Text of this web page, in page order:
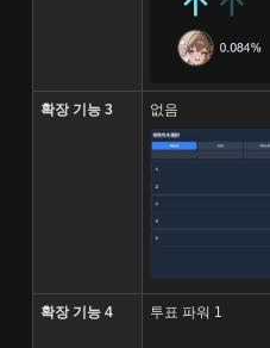
확장 기능 3 없음
확장 기능 4 투표 파워 1